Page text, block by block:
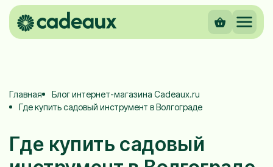
Главная
Блог интернет-магазина Cadeaux.ru
Где купить садовый инструмент в Волгограде
Где купить садовый